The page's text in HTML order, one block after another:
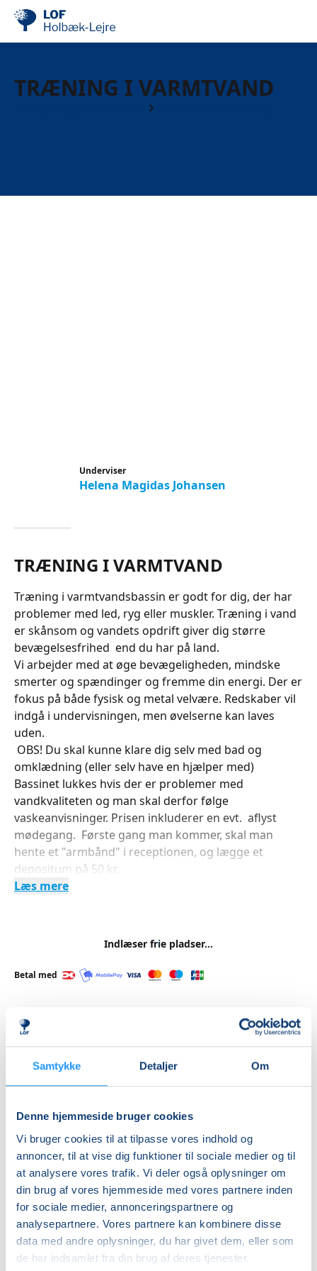
Samtykke Detaljer Om
Denne hjemmeside bruger cookies
Vi bruger cookies til at tilpasse vores indhold og
annoncer, til at vise dig funktioner til sociale medier og til
at analysere vores trafik. Vi deler også oplysninger om
din brug af vores hjemmeside med vores partnere inden
for sociale medier, annonceringspartnere og
analysepartnere. Vores partnere kan kombinere disse
data med andre oplysninger, du har givet dem, eller som
de har indsamlet fra din brug af deres tjenester.
TRÆNING I VARMTVAND
Underviser
Helena Magidas Johansen
TRÆNING I VARMTVAND
Træning i varmtvandsbassin er godt for dig, der har
problemer med led, ryg eller muskler. Træning i vand
er skånsom og vandets opdrift giver dig større
bevægelsesfrihed end du har på land.
Vi arbejder med at øge bevægeligheden, mindske
smerter og spændinger og fremme din energi. Der er
fokus på både fysisk og metal velvære. Redskaber vil
indgå i undervisningen, men øvelserne kan laves
uden.
OBS! Du skal kunne klare dig selv med bad og
omklædning (eller selv have en hjælper med)
Bassinet lukkes hvis der er problemer med
vandkvaliteten og man skal derfor følge
vaskeanvisninger. Prisen inkluderer en evt. aflyst
mødegang. Første gang man kommer, skal man
hente et "armbånd" i receptionen, og lægge et
depositum på 50 kr.
Læs mere
Indlæser frie pladser...
Betal med
Priser
Hensyntagende
undervisning
DKK 880,00
Info
Nummer
462290
Første mødegang
tirsdag 25.08.2026, kl. 12.55 - 13.40